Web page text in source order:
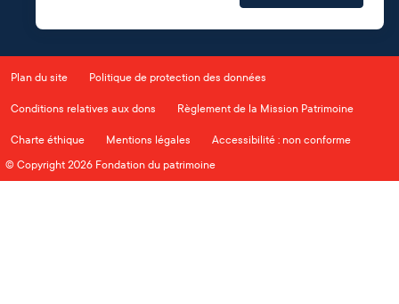
Plan du site Politique de protection des données
Conditions relatives aux dons Règlement de la Mission Patrimoine
Charte éthique Mentions légales
Accessibilité : non conforme
© Copyright 2026 Fondation du patrimoine